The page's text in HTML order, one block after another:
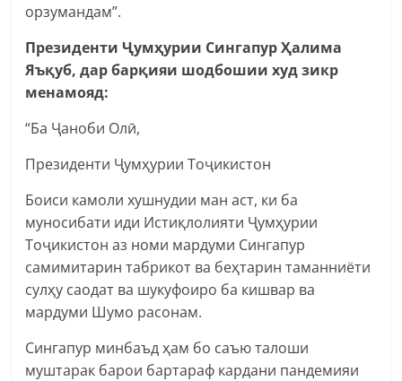
орзумандам”.
Президенти Ҷумҳурии Сингапур Ҳалима
Яъқуб, дар барқияи шодбошии худ зикр
менамояд:
“Ба Ҷаноби Олӣ,
Президенти Ҷумҳурии Тоҷикистон
Боиси камоли хушнудии ман аст, ки ба
муносибати иди Истиқлолияти Ҷумҳурии
Тоҷикистон аз номи мардуми Сингапур
самимитарин табрикот ва беҳтарин таманниёти
сулҳу саодат ва шукуфоиро ба кишвар ва
мардуми Шумо расонам.
Сингапур минбаъд ҳам бо саъю талоши
муштарак барои бартараф кардани пандемияи